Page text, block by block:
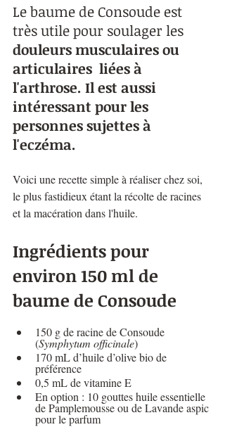
Le baume de Consoude est
très utile pour soulager les
douleurs musculaires ou
articulaires  liées à
l'arthrose. Il est aussi
intéressant pour les
personnes sujettes à
l'eczéma.
Voici une recette simple à réaliser chez soi,
le plus fastidieux étant la récolte de racines
et la macération dans l'huile.
Ingrédients pour
environ 150 ml de
baume de Consoude
150 g de racine de Consoude
(Symphytum officinale)
170 mL d’huile d’olive bio de
préférence
0,5 mL de vitamine E
En option : 10 gouttes huile essentielle
de Pamplemousse ou de Lavande aspic
pour le parfum